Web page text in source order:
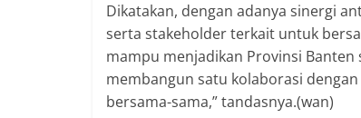
Dikatakan, dengan adanya sinergi
serta stakeholder terkait untuk
mampu menjadikan Provinsi
membangun satu kolaborasi
bersama-sama,” tandasnya.(wan)